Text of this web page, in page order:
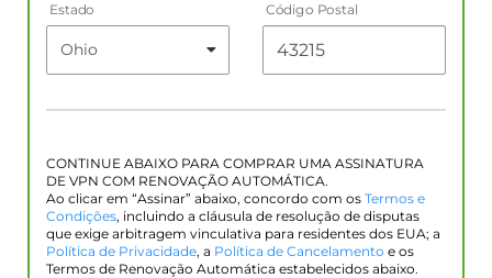
Estado Código Postal
CONTINUE ABAIXO PARA COMPRAR UMA ASSINATURA
DE VPN COM RENOVAÇÃO AUTOMÁTICA.
Ao clicar em “Assinar” abaixo, concordo com os Termos e
Condições, incluindo a cláusula de resolução de disputas
que exige arbitragem vinculativa para residentes dos EUA; a
Política de Privacidade, a Política de Cancelamento e os
Termos de Renovação Automática estabelecidos abaixo.